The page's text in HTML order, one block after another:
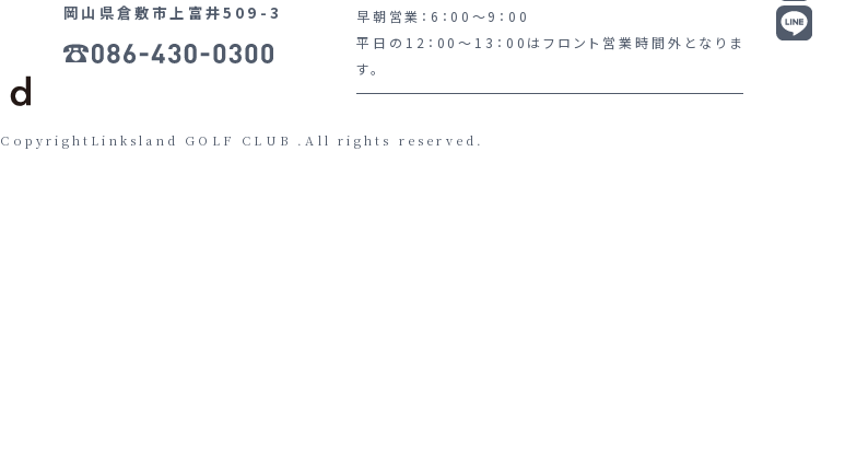
岡山県倉敷市上富井509-3
早朝営業：6：00～9：00
平日の12：00～13：00はフロント営業時間外となりま
す。
CopyrightLinksland GOLF CLUB .All rights reserved.